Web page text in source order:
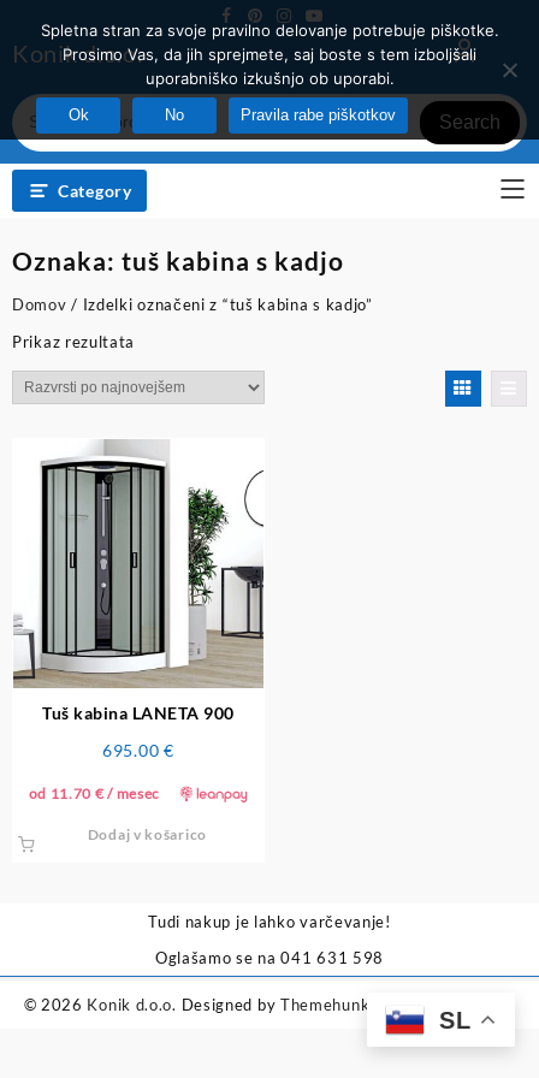
content
Konik d.o.o.
Search
Category
Oznaka: tuš kabina s kadjo
Domov / Izdelki označeni z “tuš kabina s kadjo”
Prikaz rezultata
Tuš kabina LANETA 900
695.00 €
od 11.70 €/ mesec
Dodaj v košarico
Tudi nakup je lahko varčevanje!
Oglašamo se na 041 631 598
© 2026 Konik d.o.o. Designed by Themehunk WordPress Theme
SL
Spletna stran za svoje pravilno delovanje potrebuje piškotke.
Prosimo Vas, da jih sprejmete, saj boste s tem izboljšali
uporabniško izkušnjo ob uporabi.
Ok No Pravila rabe piškotkov